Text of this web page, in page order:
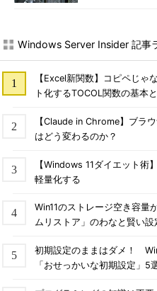
Windows Server Insider 記事
【Excel新関数】コピペじ
ト化するTOCOL関数の基本
【Claude in Chrome】ブラ
はどう変わるのか？
【Windows 11ダイエット術
軽量化する
Win11のストレージ空き容
ムリストア」のわなと賢い設
初期設定のままはダメ！
「おせっかいな初期設定」5